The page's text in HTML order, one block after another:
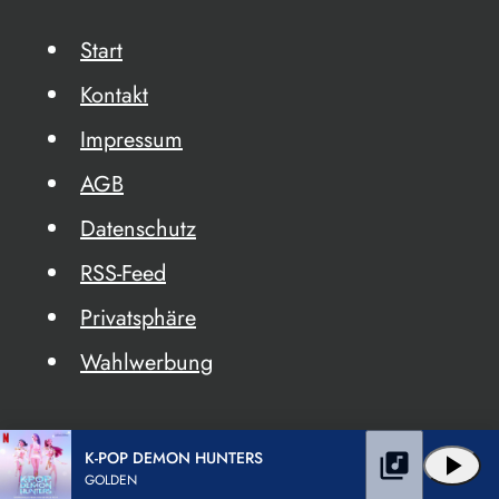
Start
Kontakt
Impressum
AGB
Datenschutz
RSS-Feed
Privatsphäre
Wahlwerbung
K-POP DEMON HUNTERS
GOLDEN play_arrow
library_music